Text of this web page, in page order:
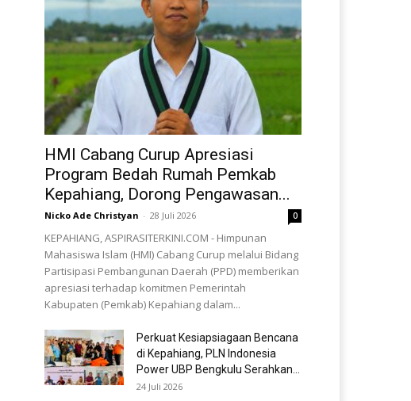
HMI Cabang Curup Apresiasi
Program Bedah Rumah Pemkab
Kepahiang, Dorong Pengawasan...
Nicko Ade Christyan - 28 Juli 2026 0
KEPAHIANG, ASPIRASITERKINI.COM - Himpunan
Mahasiswa Islam (HMI) Cabang Curup melalui Bidang
Partisipasi Pembangunan Daerah (PPD) memberikan
apresiasi terhadap komitmen Pemerintah
Kabupaten (Pemkab) Kepahiang dalam...
Perkuat Kesiapsiagaan Bencana
di Kepahiang, PLN Indonesia
Power UBP Bengkulu Serahkan...
24 Juli 2026